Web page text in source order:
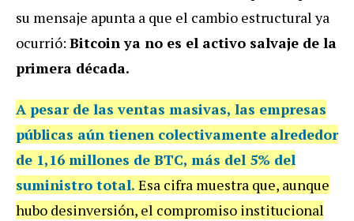
su mensaje apunta a que el cambio estructural ya
ocurrió: Bitcoin ya no es el activo salvaje de la
primera década.
A pesar de las ventas masivas, las empresas
públicas aún tienen colectivamente alrededor
de 1,16 millones de BTC, más del 5% del
suministro total. Esa cifra muestra que, aunque
hubo desinversión, el compromiso institucional